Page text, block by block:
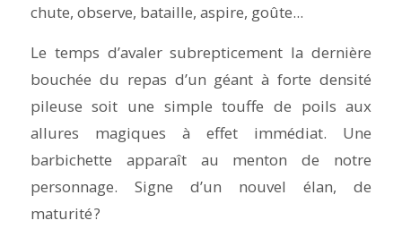
chute, observe, bataille, aspire, goûte...
Le temps d’avaler subrepticement la dernière
bouchée du repas d’un géant à forte densité
pileuse soit une simple touffe de poils aux
allures magiques à effet immédiat. Une
barbichette apparaît au menton de notre
personnage. Signe d’un nouvel élan, de
maturité ?